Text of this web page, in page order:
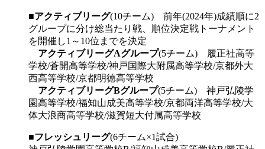
■アクティブリーグ(10チーム) 前年(2024年)成績順に2
グループに分け総当たり戦、順位決定戦トーナメント
を開催し1～10位までを決定
アクティブリーグAグループ(5チーム) 履正社高等
学校/蒼開高等学校/神戸国際大附属高等学校/京都外大
西高等学校/京都明徳高等学校
アクティブリーグBグループ(5チーム) 神戸弘陵学
園高等学校/福知山成美高等学校/京都両洋高等学校/大
体大浪商高等学校/滋賀短大付属高等学校
■フレッシュリーグ(6チーム×1試合)